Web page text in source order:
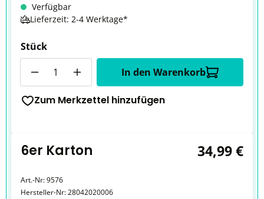
Verfügbar
Lieferzeit: 2-4 Werktage*
Stück
In den Warenkorb
Zum Merkzettel hinzufügen
6er Karton 34,99 €
Art.-Nr:9576
Hersteller-Nr:28042020006